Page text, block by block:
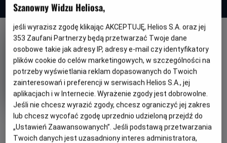
NAPISY
OBSERWUJ
Yu-Gi-Oh! The Dark Side of
Dimensions
Oryginalny
tytuł
Yu-Gi-Oh! The Dark Side of Dimensions
Gatunek
Anime
Minimalny
wiek
Od 12 lat
Czas
trwania
130 min
Kraj
i
rok
produkcji
Japonia
Szanowny Widzu Heliosa,
jeśli wyrazisz zgodę klikając AKCEPTUJĘ, Helios S.A. oraz jej
353 Zaufani Partnerzy będą przetwarzać Twoje dane
osobowe takie jak adresy IP, adresy e-mail czy identyfikatory
plików cookie do celów marketingowych, w szczególności na
potrzeby wyświetlania reklam dopasowanych do Twoich
zainteresowań i preferencji w serwisach Helios S.A., jej
aplikacjach i w Internecie. Wyrażenie zgody jest dobrowolne.
Jeśli nie chcesz wyrazić zgody, chcesz ograniczyć jej zakres
lub chcesz wycofać zgodę uprzednio udzieloną przejdź do
„Ustawień Zaawansowanych”. Jeśli podstawą przetwarzania
Twoich danych jest uzasadniony interes administratora,